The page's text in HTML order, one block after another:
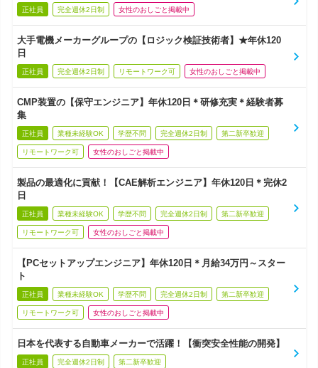
正社員 完全週休2日制 女性のおしごと掲載中
大手電機メーカーグループの【ロジック検証技術者】★年休120
日
正社員 完全週休2日制 リモートワーク可 女性のおしごと掲載中
CMP装置の【保守エンジニア】年休120日＊研修充実＊経験者募
集
正社員 業種未経験OK 学歴不問 完全週休2日制 第二新卒歓迎
リモートワーク可 女性のおしごと掲載中
製品の最適化に貢献！【CAE解析エンジニア】年休120日＊完休2
日
正社員 業種未経験OK 学歴不問 完全週休2日制 第二新卒歓迎
リモートワーク可 女性のおしごと掲載中
【PCセットアップエンジニア】年休120日＊月給34万円～スター
ト
正社員 業種未経験OK 学歴不問 完全週休2日制 第二新卒歓迎
リモートワーク可 女性のおしごと掲載中
日本を代表する自動車メーカーで活躍！【衝突安全性能の開発】
正社員 完全週休2日制 第二新卒歓迎